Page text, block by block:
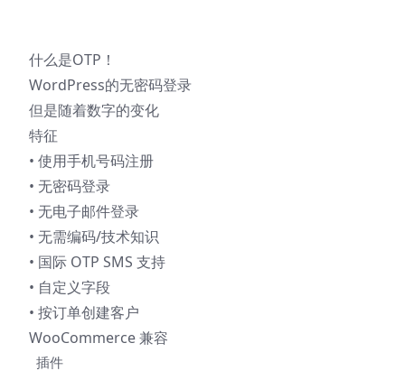
什么是OTP！
WordPress的无密码登录
但是随着数字的变化
特征
• 使用手机号码注册
• 无密码登录
• 无电子邮件登录
• 无需编码/技术知识
• 国际 OTP SMS 支持
• 自定义字段
• 按订单创建客户
WooCommerce 兼容
插件